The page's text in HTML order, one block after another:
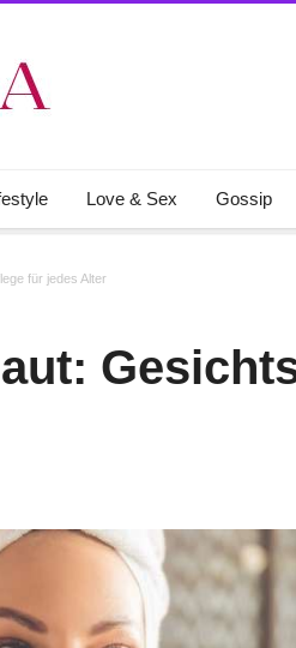
Love & Sex Gossip
für jedes Alter